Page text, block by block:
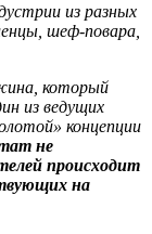
из разных
шеф-повара,
который
из ведущих
концепции
не
происходит
на